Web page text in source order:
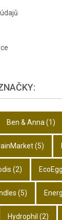
Ben & Anna (1)
(5)
(2) EcoEgg
(5)
Hydrophil (2)